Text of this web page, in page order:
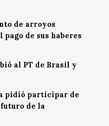
de arroyos
de sus haberes
al PT de Brasil y
pidió participar de
de la